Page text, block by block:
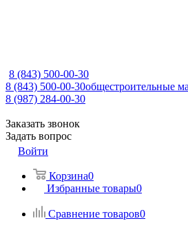
8 (843) 500-00-30
8 (843) 500-00-30общестроительные
8 (987) 284-00-30
Заказать звонок
Задать вопрос
Войти
Корзина0
Избранные товары0
Сравнение товаров0